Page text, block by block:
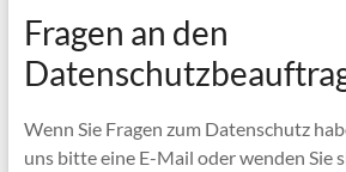
Fragen an den
Wenn Sie Fragen zum Datenschutz
uns bitte eine E-Mail oder wenden Sie